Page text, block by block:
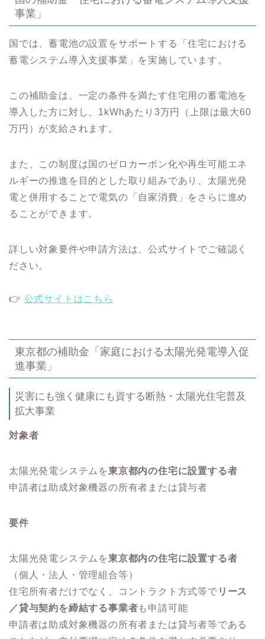
事業」
国では、蓄電池の設置をサポートする「住宅における
蓄電システム導入支援事業」を実施しています。
この補助金は、一定の条件を満たす住宅用の蓄電池を
導入した方に対し、1kWhあたり3万円（上限は最大60
万円）が支給されます。
また、この制度は国のゼロカーボン化や再生可能エネ
ルギーの推進を目的とした取り組みであり、太陽光発
電と併用することで電気の「自家消費」をさらに進め
ることができます。
詳しい対象要件や申請方法は、公式サイトでご確認く
ださい。
👉 公式サイトはこちら
東京都の補助金「家庭における太陽光発電導入促
進事業」
災害にも強く健康にも資する断熱・太陽光住宅普及
拡大事業
対象者
太陽光発電システムを東京都内の住宅に設置する者
申請者は助成対象機器の所有者または貸与者
要件
太陽光発電システムを東京都内の住宅に設置する者
（個人・法人・管理組合等）
住宅所有者だけでなく、コントラクト方式等で リース
／貸与契約を締結する事業者も申請可能
申請者は助成対象機器の所有者または貸与者等である